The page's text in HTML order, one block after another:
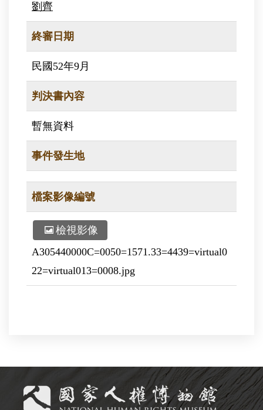
劉齊
終審日期
民國52年9月
判決書內容
暫無資料
事件發生地
檔案影像編號
檢視影像
A305440000C=0050=1571.33=4439=virtual0
22=virtual013=0008.jpg